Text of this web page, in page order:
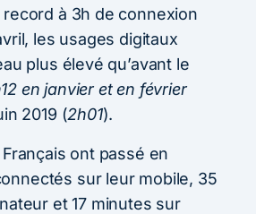
à 3h de connexion
les usages digitaux
plus élevé qu’avant le
en janvier et en février
2019 (2h01).
ont passé en
sur leur mobile, 35
et 17 minutes sur